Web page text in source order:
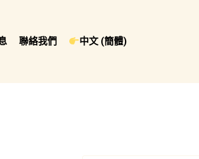
聯絡我們 中文 (簡體)